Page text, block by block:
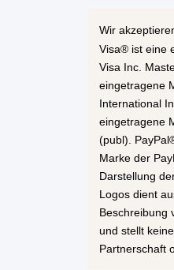
Wir
Visa® ist eine
Visa Inc.
eingetragene
International
eingetragene
(publ).
Marke der
Darstellung
Logos dient
Beschreibung
und stellt
Partnerschaft